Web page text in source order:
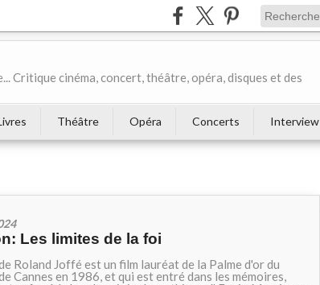
Critique cinéma, concert, théâtre, opéra, disques et des
Théâtre Opéra Concerts Interview
Les limites de la foi
Roland Joffé est un film lauréat de la Palme d'or du
Cannes en 1986, et qui est entré dans les mémoires,